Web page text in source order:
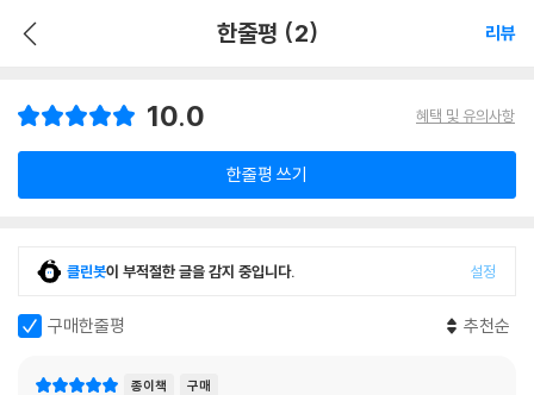
한줄평 (2) 리뷰
10.0 혜택 및 유의사항
한줄평 쓰기
클린봇이 부적절한 글을 감지 중입니다. 설정
구매한줄평 추천순
종이책 구매